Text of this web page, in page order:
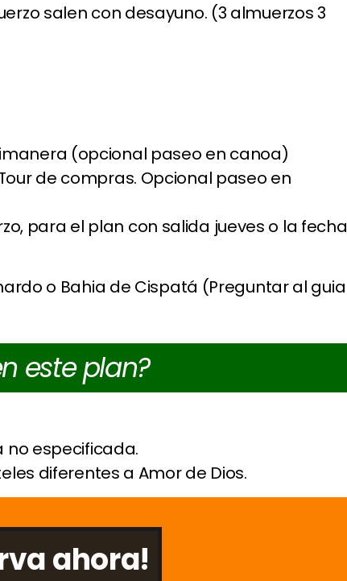
salen con desayuno. (3 almuerzos 3
(opcional paseo en canoa)
de compras. Opcional paseo en
para el plan con salida jueves o la fecha
o Bahia de Cispatá (Preguntar al guia
este plan?
no especificada.
diferentes a Amor de Dios.
ahora!